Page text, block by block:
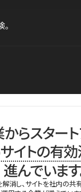
らスター
イトの有
進んでいます
消し、サイトを社内の共